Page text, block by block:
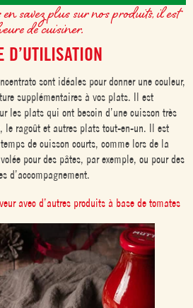
savez plus sur nos produits, il est
de cuisiner.
D’UTILISATION
sont idéales pour donner une couleur,
supplémentaires à vos plats. Il est
les plats qui ont besoin d’une cuisson très
le ragoût et autres plats tout-en-un. Il est
de cuisson courts, comme lors de la
pour des pâtes, par exemple, ou pour des
d’accompagnement.
avec d’autres produits à base de tomates